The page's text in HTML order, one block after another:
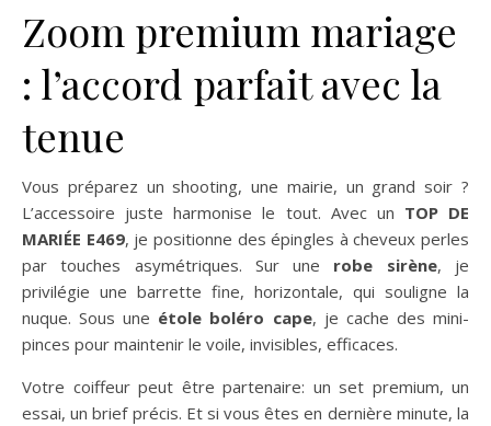
Zoom premium mariage
: l’accord parfait avec la
tenue
Vous préparez un shooting, une mairie, un grand soir ?
L’accessoire juste harmonise le tout. Avec un TOP DE
MARIÉE E469, je positionne des épingles à cheveux perles
par touches asymétriques. Sur une robe sirène, je
privilégie une barrette fine, horizontale, qui souligne la
nuque. Sous une étole boléro cape, je cache des mini-
pinces pour maintenir le voile, invisibles, efficaces.
Votre coiffeur peut être partenaire: un set premium, un
essai, un brief précis. Et si vous êtes en dernière minute, la